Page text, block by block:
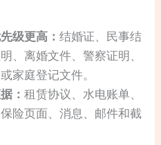
级更高：结婚证、民事结
、离婚文件、警察证明、
家庭登记文件。
：租赁协议、水电账单、
险页面、消息、邮件和截